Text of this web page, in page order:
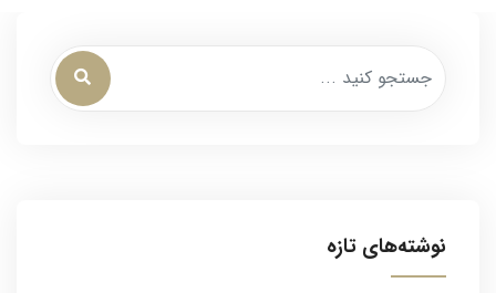
نوشته‌های تازه